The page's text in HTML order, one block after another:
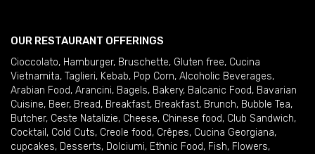
OUR RESTAURANT OFFERINGS
Cioccolato, Hamburger, Bruschette, Gluten free, Cucina
Vietnamita, Taglieri, Kebab, Pop Corn, Alcoholic Beverages,
Arabian Food, Arancini, Bagels, Bakery, Balcanic Food, Bavarian
Cuisine, Beer, Bread, Breakfast, Breakfast, Brunch, Bubble Tea,
Butcher, Ceste Natalizie, Cheese, Chinese food, Club Sandwich,
Cocktail , Cold Cuts, Creole food, Crêpes, Cucina Georgiana,
cupcakes, Desserts, Dolciumi, Ethnic Food, Fish, Flowers,